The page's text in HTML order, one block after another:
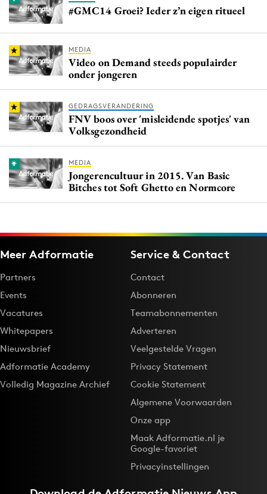
#GMC14 Groei? Ieder z’n eigen ritueel
MEDIA
Video on Demand steeds populairder
onder jongeren
GEDRAGSVERANDERING
FNV boos over 'misleidende spotjes' van
Volksgezondheid
MEDIA
Jongerencultuur in 2015. Van Basic
Bitches tot Soft Ghetto en Normcore
Meer Adformatie
Partners
Events
Vacatures
Whitepapers
Nieuwsbrief
Adformatie Academy
Volledig Magazine Archief
Service & Contact
Contact
Abonneren
Teamabonnementen
Adverteren
Veelgestelde Vragen
Privacy Statement
Cookie Statement
Algemene Voorwaarden
Onze app
Maak Adformatie.nl je
Google-favoriet
Privacyinstellingen